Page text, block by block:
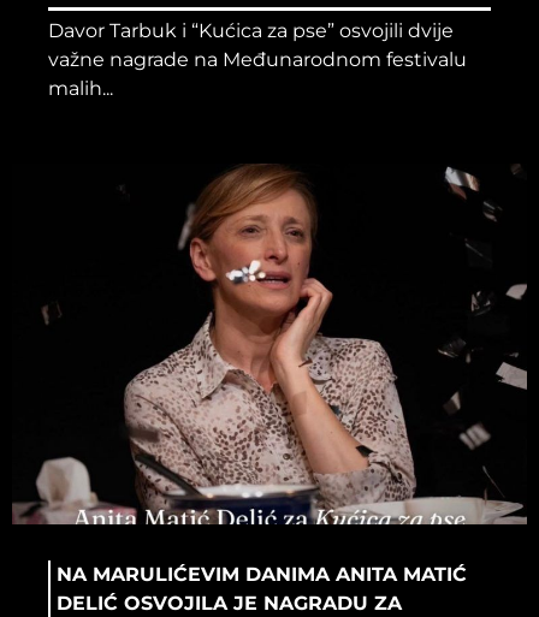
Davor Tarbuk i “Kućica za pse” osvojili dvije
važne nagrade na Međunarodnom festivalu
malih...
NA MARULIĆEVIM DANIMA ANITA MATIĆ
DELIĆ OSVOJILA JE NAGRADU ZA